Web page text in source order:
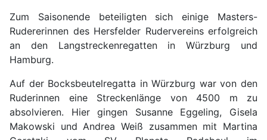
Zum Saisonende beteiligten sich einige Masters-
Rudererinnen des Hersfelder Rudervereins erfolgreich
an den Langstreckenregatten in Würzburg und
Hamburg.
Auf der Bocksbeutelregatta in Würzburg war von den
Ruderinnen eine Streckenlänge von 4500 m zu
absolvieren. Hier gingen Susanne Eggeling, Gisela
Makowski und Andrea Weiß zusammen mit Martina